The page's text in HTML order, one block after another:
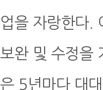
업을 자랑한다.
보완 및 수정을
은 5년마다 대